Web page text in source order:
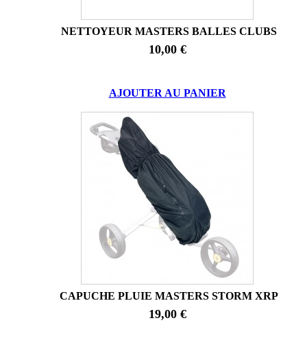
NETTOYEUR MASTERS BALLES CLUBS
10,00 €
AJOUTER AU PANIER
CAPUCHE PLUIE MASTERS STORM XRP
19,00 €